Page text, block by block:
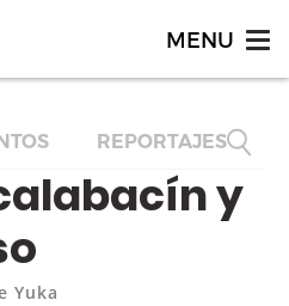
REPORTAJES
y
Yuka